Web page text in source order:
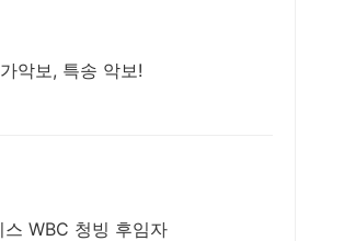
악보, 특송 악보!
WBC 청빙 후임자